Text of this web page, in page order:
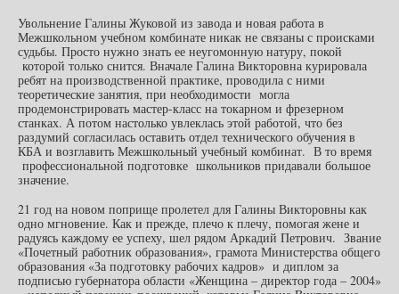
Увольнение Галины Жуковой из завода и новая работа в
Межшкольном учебном комбинате никак не связаны с происками
судьбы. Просто нужно знать ее неугомонную натуру, покой
которой только снится. Вначале Галина Викторовна курировала
ребят на производственной практике, проводила с ними
теоретические занятия, при необходимости могла
продемонстрировать мастер-класс на токарном и фрезерном
станках. А потом настолько увлеклась этой работой, что без
раздумий согласилась оставить отдел технического обучения в
КБА и возглавить Межшкольный учебный комбинат. В то время
профессиональной подготовке школьников придавали большое
значение.
21 год на новом поприще пролетел для Галины Викторовны как
одно мгновение. Как и прежде, плечо к плечу, помогая жене и
радуясь каждому ее успеху, шел рядом Аркадий Петрович. Звание
«Почетный работник образования», грамота Министерства общего
образования «За подготовку рабочих кадров» и диплом за
подписью губернатора области «Женщина – директор года – 2004»